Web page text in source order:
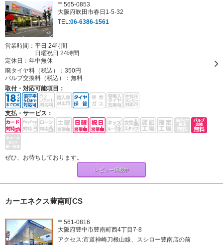
〒565-0853
大阪府吹田市春日1-5-32
TEL:06-6386-1561
営業時間：平日 24時間
日曜祝日 24時間
定休日： 年中無休
廃タイヤ料（税込）： 350円
バルブ交換料（税込）： 無料
取付・対応可能項目：
支払・サービス：
ぜひ、お待ちしております。
レビュー掲載中
カーエネクス豊南町CS
〒561-0816
大阪府豊中市豊南町西4丁目7-8
アクセス:市道神崎刀根山線、スシロー豊南店の前